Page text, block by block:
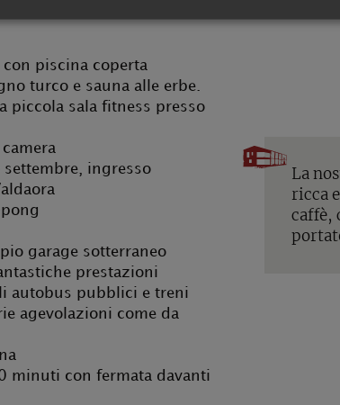
piscina coperta
turco e sauna alle erbe.
piccola sala fitness presso
ingresso
garage sotterraneo
prestazioni
autobus pubblici e treni
agevolazioni come da
minuti con fermata davanti
La
ricca
caffè,